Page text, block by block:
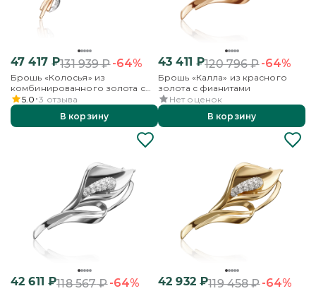
47 417₽131 939₽-64%
Брошь «Колосья» из
комбинированного золота с
фианитами и эмалью
5.0 3 отзыва
В корзину
43 411 ₽120 796₽-64%
Брошь «Калла» из красного
золота с фианитами
Нет оценок
В корзину
42 611 ₽118 567₽-64% 42 932₽119 458₽-64%